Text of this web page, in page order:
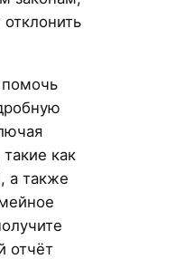
как
а также
отчёт